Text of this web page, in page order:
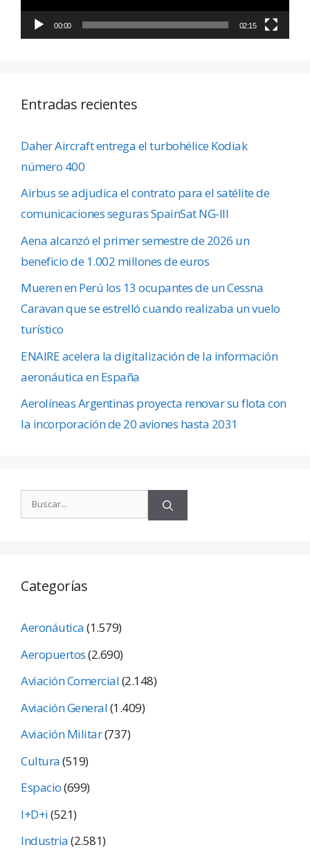
00:00 02:15
Entradas recientes
Daher Aircraft entrega el turbohélice Kodiak
número 400
Airbus se adjudica el contrato para el satélite de
comunicaciones seguras SpainSat NG-III
Aena alcanzó el primer semestre de 2026 un
beneficio de 1.002 millones de euros
Mueren en Perú los 13 ocupantes de un Cessna
Caravan que se estrelló cuando realizaba un vuelo
turístico
ENAIRE acelera la digitalización de la información
aeronáutica en España
Aerolíneas Argentinas proyecta renovar su flota con
la incorporación de 20 aviones hasta 2031
Categorías
Aeronáutica(1.579)
Aeropuertos(2.690)
Aviación Comercial(2.148)
Aviación General(1.409)
Aviación Militar(737)
Cultura(519)
Espacio(699)
I+D+i(521)
Industria(2.581)